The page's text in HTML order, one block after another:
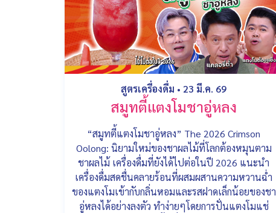
สูตรเครื่องดื่ม • 23 มี.ค. 69
สมูทตี้แตงโมชาอู่หลง
“สมูทตี้แตงโมชาอู่หลง” The 2026 Crimson
Oolong: นิยามใหม่ของชาผลไม้ที่โลกต้องหมุนตาม
ชาผลไม้ เครื่องดื่มที่ยังได้ไปต่อในปี 2026 แนะนำ
เครื่องดื่มสดชื่นคลายร้อนที่ผสมผสานความหวานฉ่ำ
ของแตงโมเข้ากับกลิ่นหอมและรสฝาดเล็กน้อยของชา
อู่หลงได้อย่างลงตัว ทำง่ายๆโดยการปั่นแตงโมแช่